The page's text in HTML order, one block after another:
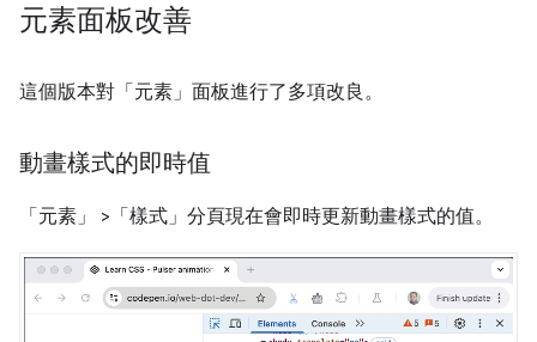
元素面板改善
這個版本對「元素」 面板進行了多項改良。
動畫樣式的即時值
「元素」 >「樣式」 分頁現在會即時更新動畫樣式的值。